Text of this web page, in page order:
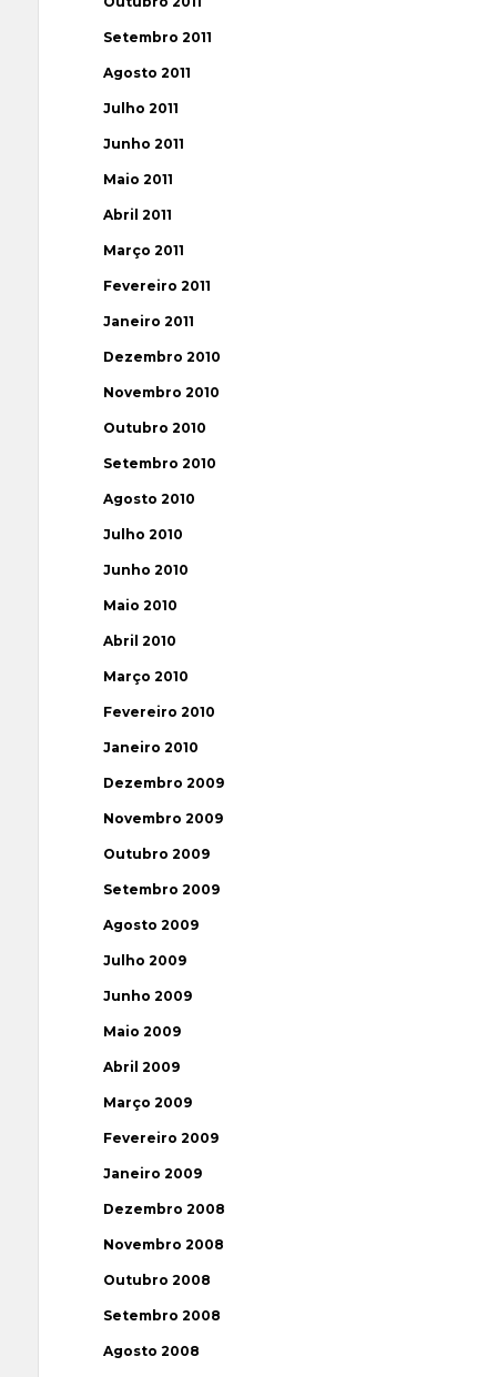
Setembro 2011
Agosto 2011
Julho 2011
Junho 2011
Maio 2011
Abril 2011
Março 2011
Fevereiro 2011
Janeiro 2011
Dezembro 2010
Novembro 2010
Outubro 2010
Setembro 2010
Agosto 2010
Julho 2010
Junho 2010
Maio 2010
Abril 2010
Março 2010
Fevereiro 2010
Janeiro 2010
Dezembro 2009
Novembro 2009
Outubro 2009
Setembro 2009
Agosto 2009
Julho 2009
Junho 2009
Maio 2009
Abril 2009
Março 2009
Fevereiro 2009
Janeiro 2009
Dezembro 2008
Novembro 2008
Outubro 2008
Setembro 2008
Agosto 2008